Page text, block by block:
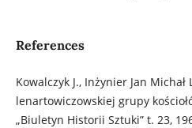
References
Kowalczyk J., Inżynier Jan
lenartowiczowskiej grupy
„Biuletyn Historii Sztuki” t. 23,